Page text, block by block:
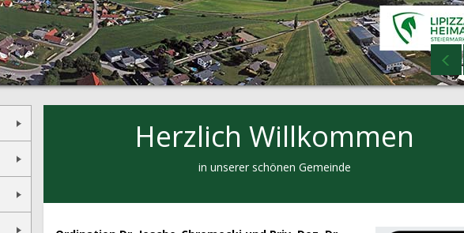
Herzlich Willkommen
in unserer schönen Gemeinde